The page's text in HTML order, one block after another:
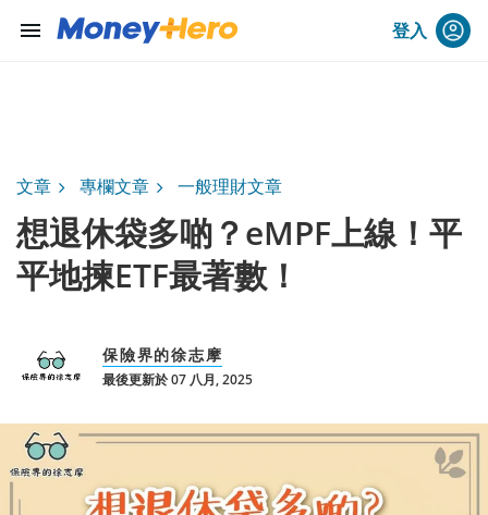
menu 登入
文章 專欄文章 一般理財文章
想退休袋多啲？eMPF上線！平
平地揀ETF最著數！
保險界的徐志摩
最後更新於 07 八月, 2025